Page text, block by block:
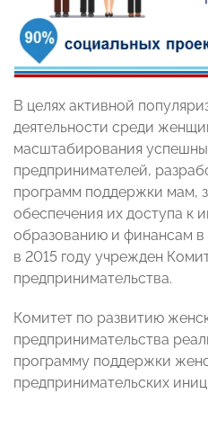
В целях активной
деятельности среди
масштабирования
предпринимателей,
программ поддержки мам,
обеспечения их доступа к
образованию и финансам
в 2015 году учрежден
предпринимательства.
Комитет по развитию
предпринимательства
программу поддержки
предпринимательских